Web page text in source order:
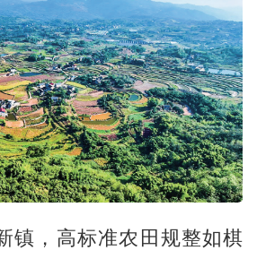
镇，高标准农田规整如棋